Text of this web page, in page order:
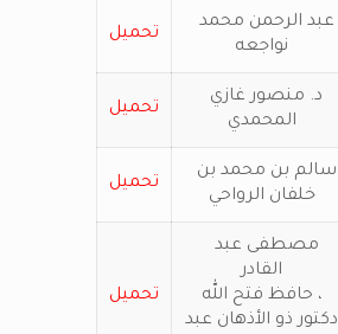
تحميل
نواجعه
تحميل
د. منصور غازي
المحمدي
تحميل
خلفان الرواحي
تحميل
القادر
حافظ فتح الله ،
دكتور ذو الأذهان عبد